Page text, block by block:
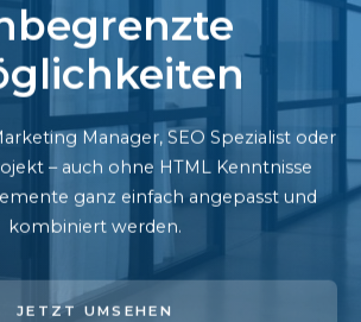
Manager, SEO Spezialist oder
– auch ohne HTML Kenntnisse
ganz einfach angepasst und
kombiniert werden.
JETZT UMSEHEN